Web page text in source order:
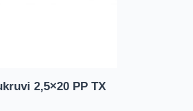
2,5×20 PP TX